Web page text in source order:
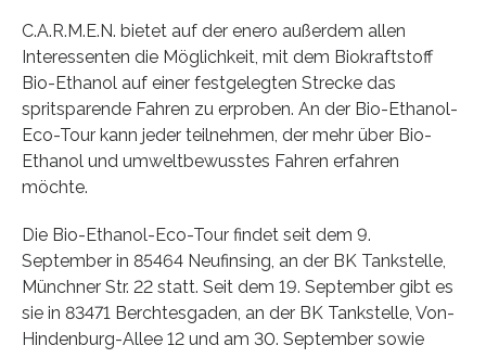
C.A.R.M.E.N. bietet auf der enero außerdem allen
Interessenten die Möglichkeit, mit dem Biokraftstoff
Bio-Ethanol auf einer festgelegten Strecke das
spritsparende Fahren zu erproben. An der Bio-Ethanol-
Eco-Tour kann jeder teilnehmen, der mehr über Bio-
Ethanol und umweltbewusstes Fahren erfahren
möchte.
Die Bio-Ethanol-Eco-Tour findet seit dem 9.
September in 85464 Neufinsing, an der BK Tankstelle,
Münchner Str. 22 statt. Seit dem 19. September gibt es
sie in 83471 Berchtesgaden, an der BK Tankstelle, Von-
Hindenburg-Allee 12 und am 30. September sowie